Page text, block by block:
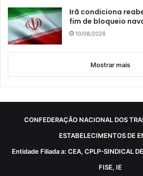
Irã condiciona
fim de bloqueio
10/08/2026
Mostrar mais
CONFEDERAÇÃO NACIONAL DOS
ESTABELECIMENTOS DE
Entidade Filiada a: CEA, CPLP-SINDICAL
FISE, IE